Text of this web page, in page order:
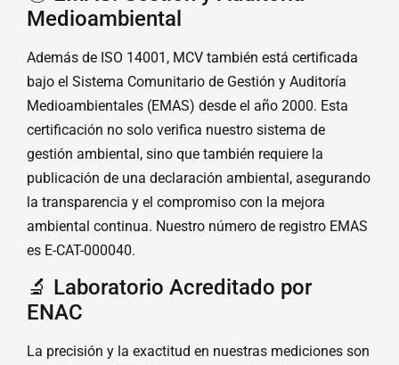
Medioambiental
Además de ISO 14001, MCV también está certificada
bajo el Sistema Comunitario de Gestión y Auditoría
Medioambientales (EMAS) desde el año 2000. Esta
certificación no solo verifica nuestro sistema de
gestión ambiental, sino que también requiere la
publicación de una declaración ambiental, asegurando
la transparencia y el compromiso con la mejora
ambiental continua. Nuestro número de registro EMAS
es E-CAT-000040.
🔬 Laboratorio Acreditado por
ENAC
La precisión y la exactitud en nuestras mediciones son